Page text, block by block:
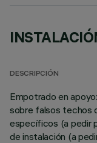
DESCRIPCIÓN
Empotrado en
sobre falsos techos
específicos (a pedir
de instalación (a